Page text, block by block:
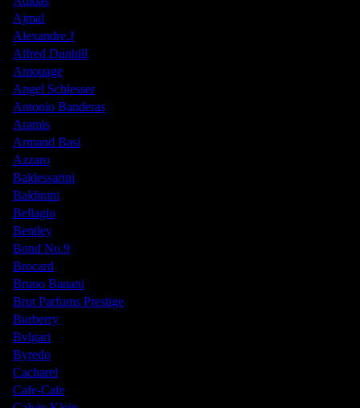
Ajmal
Alexandre.J
Alfred Dunhill
Amouage
Angel Schlesser
Antonio Banderas
Aramis
Armand Basi
Azzaro
Baldessarini
Baldinini
Bellagio
Bentley
Bond No.9
Brocard
Bruno Banani
Brut Parfums Prestige
Burberry
Bvlgari
Byredo
Cacharel
Cafe-Cafe